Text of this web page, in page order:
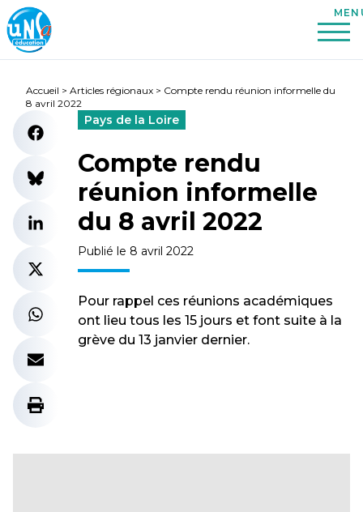
Accueil > Articles régionaux > Compte rendu réunion informelle du
8 avril 2022
Pays de la Loire
Compte rendu
réunion informelle
du 8 avril 2022
Publié le 8 avril 2022
Pour rappel ces réunions académiques
ont lieu tous les 15 jours et font suite à la
grève du 13 janvier dernier.